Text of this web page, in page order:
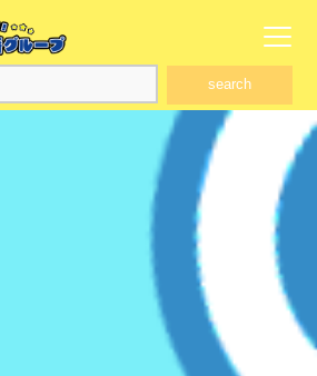
search